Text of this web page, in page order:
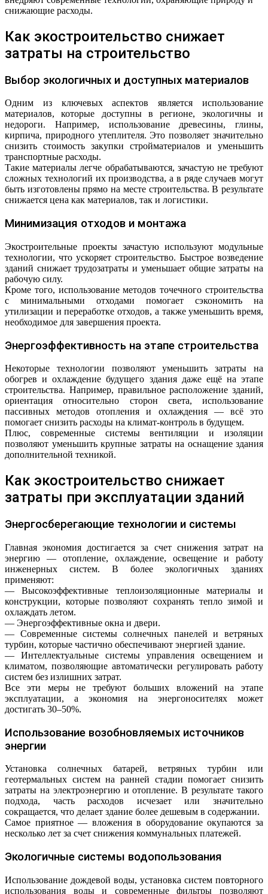
снижающие расходы.
Как экостроительство снижает
затраты на строительство
Выбор экологичных и доступных материалов
Одним из ключевых аспектов является использование
материалов, которые доступны в регионе, экологичны и
недороги. Например, использование древесины, глины,
кирпича, природного утеплителя. Это позволяет значительно
снизить стоимость закупки стройматериалов и уменьшить
транспортные расходы.
Такие материалы легче обрабатываются, зачастую не требуют
сложных технологий их производства, а в ряде случаев могут
быть изготовлены прямо на месте строительства. В результате
снижается цена как материалов, так и логистики.
Минимизация отходов и монтажа
Экостроительные проекты зачастую используют модульные
технологии, что ускоряет строительство. Быстрое возведение
зданий снижает трудозатраты и уменьшает общие затраты на
рабочую силу.
Кроме того, использование методов точечного строительства
с минимальными отходами помогает сэкономить на
утилизации и переработке отходов, а также уменьшить время,
необходимое для завершения проекта.
Энергоэффективность на этапе строительства
Некоторые технологии позволяют уменьшить затраты на
обогрев и охлаждение будущего здания даже ещё на этапе
строительства. Например, правильное расположение зданий,
ориентация относительно сторон света, использование
пассивных методов отопления и охлаждения — всё это
помогает снизить расходы на климат-контроль в будущем.
Плюс, современные системы вентиляции и изоляции
позволяют уменьшить крупные затраты на оснащение здания
дополнительной техникой.
Как экостроительство снижает
затраты при эксплуатации зданий
Энергосберегающие технологии и системы
Главная экономия достигается за счет снижения затрат на
энергию — отопление, охлаждение, освещение и работу
инженерных систем. В более экологичных зданиях
применяют:
— Высокоэффективные теплоизоляционные материалы и
конструкции, которые позволяют сохранять тепло зимой и
охлаждать летом.
— Энергоэффективные окна и двери.
— Современные системы солнечных панелей и ветряных
турбин, которые частично обеспечивают энергией здание.
— Интеллектуальные системы управления освещением и
климатом, позволяющие автоматически регулировать работу
систем без излишних затрат.
Все эти меры не требуют больших вложений на этапе
эксплуатации, а экономия на энергоносителях может
достигать 30–50%.
Использование возобновляемых источников
энергии
Установка солнечных батарей, ветряных турбин или
геотермальных систем на ранней стадии помогает снизить
затраты на электроэнергию и отопление. В результате такого
подхода, часть расходов исчезает или значительно
сокращается, что делает здание более дешевым в содержании.
Самое приятное — вложения в оборудование окупаются за
несколько лет за счет снижения коммунальных платежей.
Экологичные системы водопользования
Использование дождевой воды, установка систем повторного
использования воды и современные фильтры позволяют